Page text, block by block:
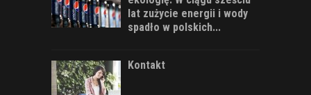
lat zużycie energii i wody
spadło w polskich...
Kontakt